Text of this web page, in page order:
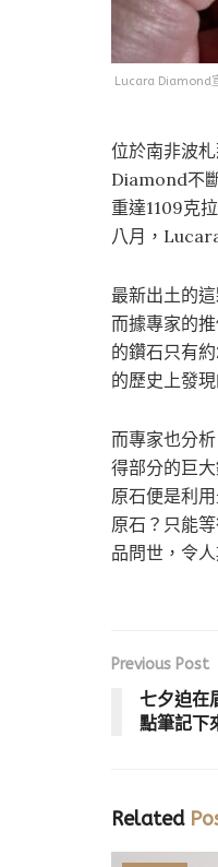
Lucara Diamond
位於南非波
Diamond不
重達1109克
八月，
最新出土的
而據專家的
的鑽石只有
的歷史上發
而專家也分
得部分的巨
原石便是利
原石？只能
品問世，令人
Previous Post
七夕迫在
點筆記下
Related